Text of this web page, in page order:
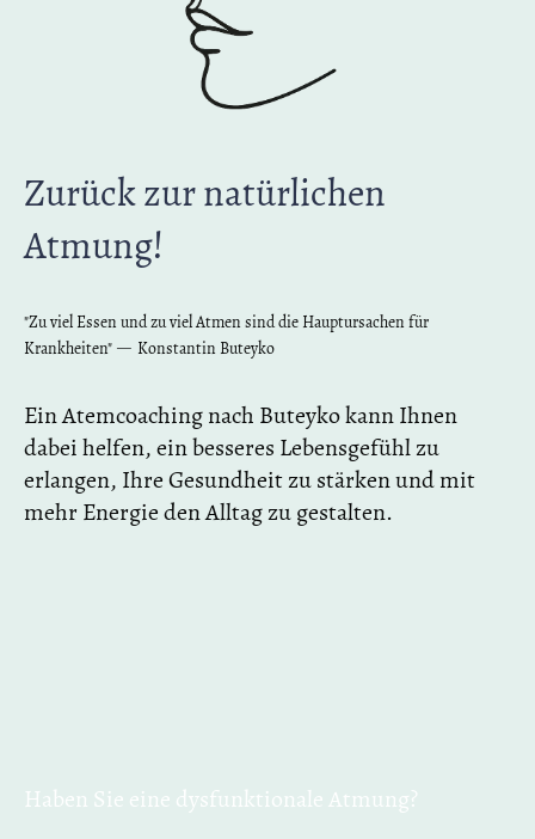
Zurück zur natürlichen
Atmung!
"Zu viel Essen und zu viel Atmen sind die Hauptursachen für
Krankheiten" — Konstantin Buteyko
Ein Atemcoaching nach Buteyko kann Ihnen
dabei helfen, ein besseres Lebensgefühl zu
erlangen, Ihre Gesundheit zu stärken und mit
mehr Energie den Alltag zu gestalten.
Haben Sie eine dysfunktionale Atmung?